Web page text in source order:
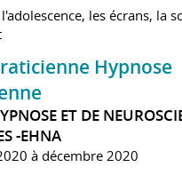
les écrans, la
Hypnose
ET DE
-EHNA
à décembre 2020